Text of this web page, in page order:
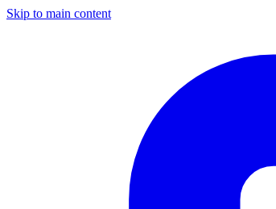
Skip to main content